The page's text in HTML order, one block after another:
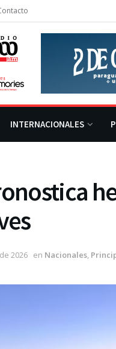
INTERNACIONALES
2026 en Nacionales,